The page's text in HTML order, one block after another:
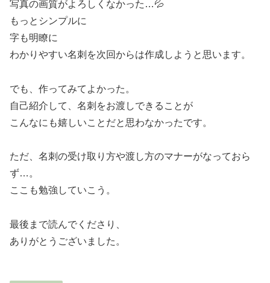
写真の画質がよろしくなかった…💦
もっとシンプルに
字も明瞭に
わかりやすい名刺を次回からは作成しようと思います。
でも、作ってみてよかった。
自己紹介して、名刺をお渡しできることが
こんなにも嬉しいことだと思わなかったです。
ただ、名刺の受け取り方や渡し方のマナーがなっておら
ず…。
ここも勉強していこう。
最後まで読んでくださり、
ありがとうございました。